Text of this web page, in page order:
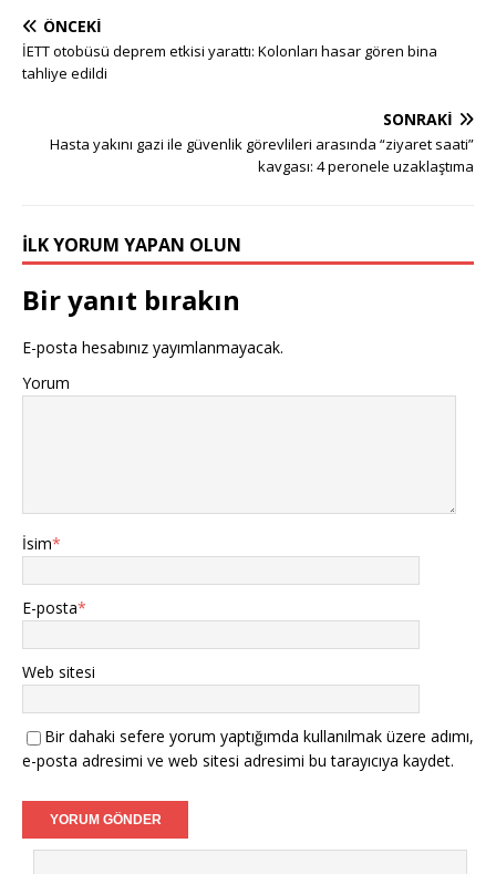
ÖNCEKI
İETT otobüsü deprem etkisi yarattı: Kolonları hasar gören bina
tahliye edildi
SONRAKI
Hasta yakını gazi ile güvenlik görevlileri arasında “ziyaret saati”
kavgası: 4 peronele uzaklaştıma
İLK YORUM YAPAN OLUN
Bir yanıt bırakın
E-posta hesabınız yayımlanmayacak.
Yorum
İsim*
E-posta*
Web sitesi
Bir dahaki sefere yorum yaptığımda kullanılmak üzere adımı,
e-posta adresimi ve web sitesi adresimi bu tarayıcıya kaydet.